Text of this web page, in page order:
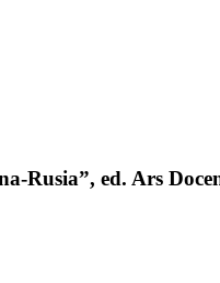
Rusia”, ed. Ars